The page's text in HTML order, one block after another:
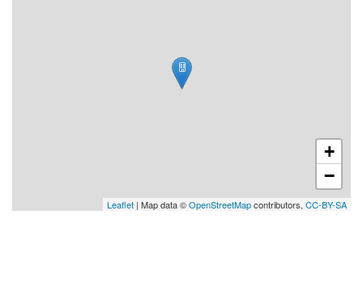
+
−
Leaflet | Map data ©OpenStreetMapcontributors, CC-BY-SA